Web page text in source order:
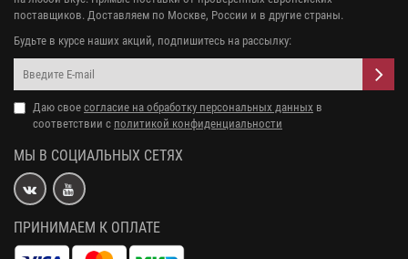
поставщиков. Доставляем по Москве, России и в другие страны.
Будьте в курсе наших акций, подпишитесь на рассылку:
Даю свое согласие на обработку персональных данных в
соответствии с политикой конфиденциальности
МЫ В СОЦИАЛЬНЫХ СЕТЯХ
ПРИНИМАЕМ К ОПЛАТЕ